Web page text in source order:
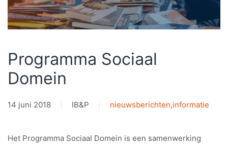
Programma Sociaal
Domein
14 juni 2018 IB&P nieuwsberichten,informatie
Het Programma Sociaal Domein is een samenwerking